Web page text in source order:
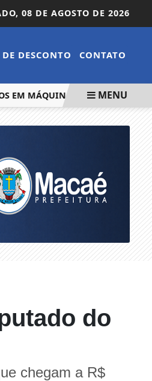
08 DE AGOSTO DE 2026
DESCONTO CONTATO
MÁQUINAS PROGRAMA
MENU
do
chegam a R$